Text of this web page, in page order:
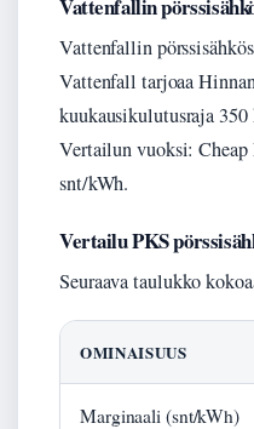
Vattenfallin
Vattenfallin
Vattenfall tarjoaa
kuukausikulutusraja
Vertailun vuoksi:
snt/kWh.
Vertailu PKS
Seuraava taulukko
OMINAISUUS
Marginaali (snt/kWh)